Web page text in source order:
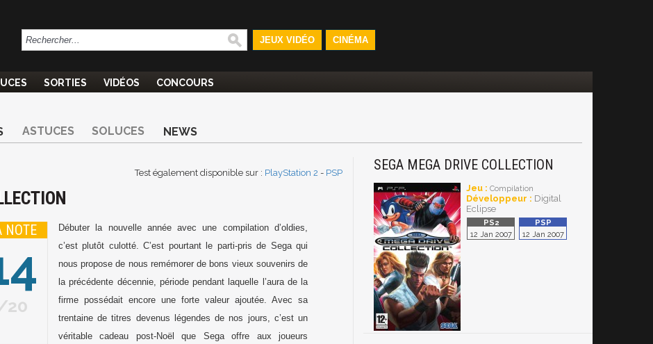
JEUX VIDÉO CINÉMA
SORTIES VIDÉOS CONCOURS
ASTUCES SOLUCES NEWS
Test également disponible sur : PlayStation 2 - PSP
NOTE
20
Débuter la nouvelle année avec une compilation d’oldies,
c’est plutôt culotté. C’est pourtant le parti-pris de Sega qui
nous propose de nous remémorer de bons vieux souvenirs de
la précédente décennie, période pendant laquelle l’aura de la
firme possédait encore une forte valeur ajoutée. Avec sa
trentaine de titres devenus légendes de nos jours, c’est un
véritable cadeau post-Noël que Sega offre aux joueurs
SEGA MEGA DRIVE COLLECTION
Jeu : Compilation
Développeur : Digital
Eclipse
12 Jan 2007 12 Jan 2007